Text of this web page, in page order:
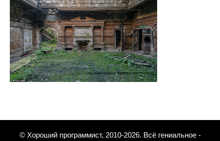
© Хороший программист, 2010-2026. Всё гениальное -